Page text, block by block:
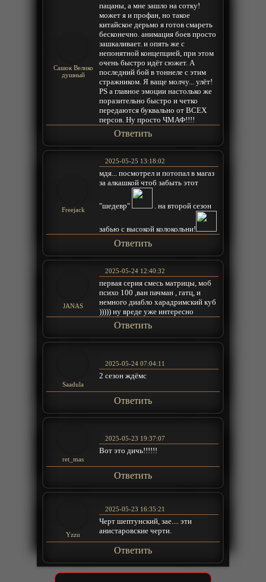
Сашок Велико
душный
пацаны, а мне зашло на сотку!
может я и профан, но такое
китайское дерьмо я готов смареть
бесконечно. анимация боев просто
зашкаливает. и опять же с
непонятной концепцией, при этом
очень быстро идёт сюжет. А
последний бой в тоннеле с этим
стражником. Я ваще молчу... улёт!
PS а главное эмоции настолько же
поразительно быстро и четко
передаются буквально от ВСЕХ
персов. Ну просто ЧМАФ!!!!
Ответить
Freejack
2025-05-25 13:18:02
мдя... посмотрел и потопал в магаз
за алкашкой чтоб забыть этот
"шедевр" . на второй сезон
забью с высокой колокольни!
Ответить
JANAS
2025-05-24 12:40:32
первая серия смесь матрицы, моб
психо 100 ,ван пачман , гатц, и
немного диабло харадримский куб
))))) ну вреде уже интересно
Ответить
Saadula
2025-05-24 07:04:11
2 сезон ждёмс
Ответить
ret_mas
2025-05-23 19:37:07
Вот это дичь!!!!!!
Ответить
Yzzu
2025-05-23 16:35:21
Черт шептунский, зае.... эти
анистаровские черти.
Ответить